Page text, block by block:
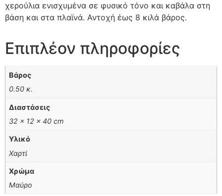
χερούλια ενισχυμένα σε φυσικό τόνο και καβάλα στη
βάση και στα πλαϊνά. Αντοχή έως 8 κιλά βάρος.
Επιπλέον πληροφορίες
Βάρος
0.50 κ.
Διαστάσεις
32 × 12 × 40 cm
Υλικό
Χαρτί
Χρώμα
Μαύρο